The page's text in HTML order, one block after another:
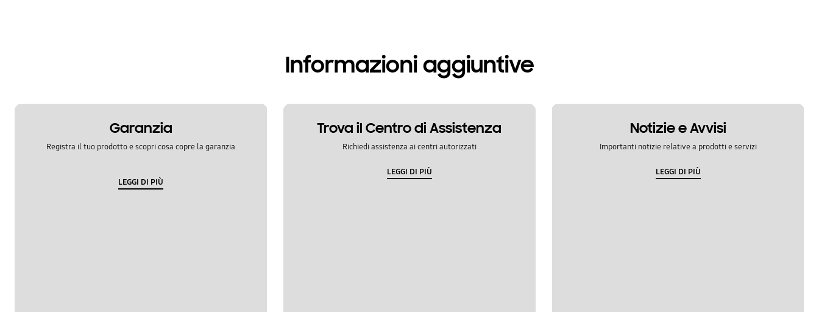
Informazioni aggiuntive
Garanzia
Registra il tuo prodotto e scopri cosa copre la garanzia
LEGGI DI PIÙ
Trova il Centro di Assistenza
Richiedi assistenza ai centri autorizzati
LEGGI DI PIÙ
Notizie e Avvisi
Importanti notizie relative a prodotti e servizi
LEGGI DI PIÙ